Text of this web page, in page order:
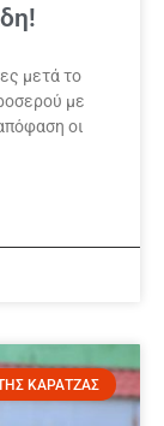
μετά το
με
οι
ΚΑΡΑΤΖΑΣ